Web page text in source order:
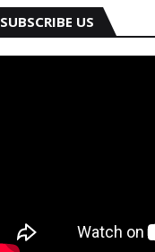
SUBSCRIBE US